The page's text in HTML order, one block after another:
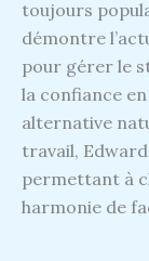
toujours
démontre
pour gérer le
la confiance
alternative
travail,
permettant à
harmonie de